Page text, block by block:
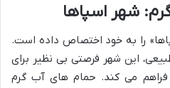
شهر اسپاها
را به خود اختصاص داده است.
گرم طبیعی، این شهر فرصتی بی نظیر برای
فراهم می کند. حمام های آب گرم